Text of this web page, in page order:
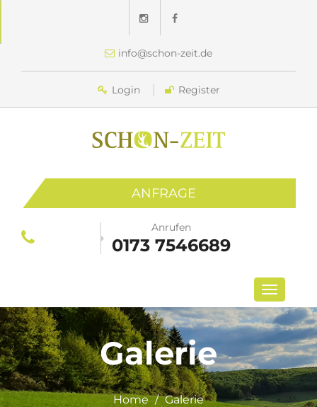
info@schon-zeit.de
Login Register
ANFRAGE
Anrufen
0173 7546689
Toggle
navigation
Galerie
Home Galerie